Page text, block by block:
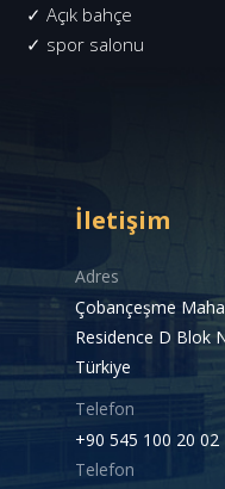
✓ Açık bahçe
✓ spor salonu
İletişim
Adres
Çobançeşme
Residence D Blok
Türkiye
Telefon
+90 545 100 20 02
Telefon